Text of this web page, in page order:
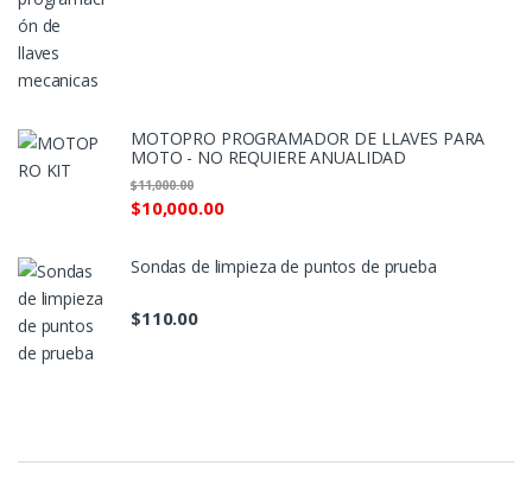
MOTOPRO PROGRAMADOR DE LLAVES PARA
MOTO - NO REQUIERE ANUALIDAD
$10,000.00
$11,000.00
Sondas de limpieza de puntos de prueba
$110.00